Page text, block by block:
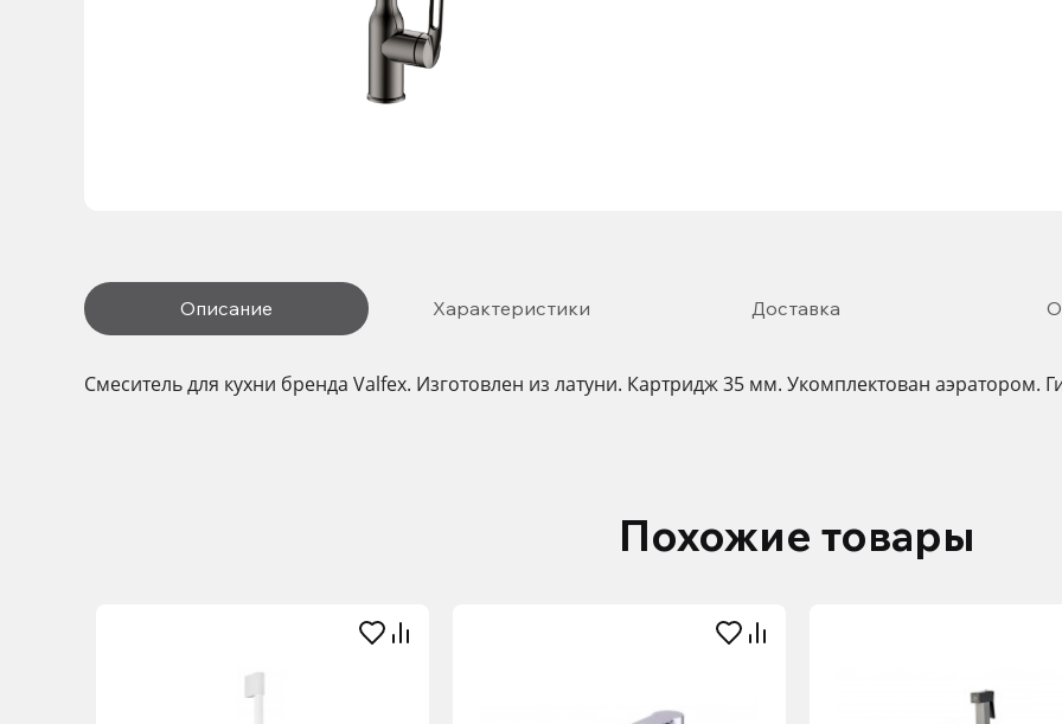
Описание Характеристики Доставка
Смеситель для кухни бренда Valfex. Изготовлен из латуни. Картридж 35 мм. Укомплектован аэратором.
Похожие товары